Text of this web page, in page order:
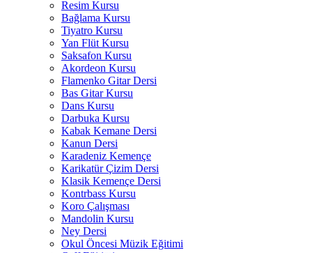
Resim Kursu
Bağlama Kursu
Tiyatro Kursu
Yan Flüt Kursu
Saksafon Kursu
Akordeon Kursu
Flamenko Gitar Dersi
Bas Gitar Kursu
Dans Kursu
Darbuka Kursu
Kabak Kemane Dersi
Kanun Dersi
Karadeniz Kemençe
Karikatür Çizim Dersi
Klasik Kemençe Dersi
Kontrbass Kursu
Koro Çalışması
Mandolin Kursu
Ney Dersi
Okul Öncesi Müzik Eğitimi